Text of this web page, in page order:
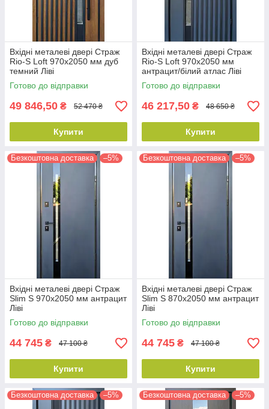
Вхідні металеві двері Страж
Rio-S Loft 970х2050 мм дуб
темний Ліві
Готово до відправки
49 846,50 ₴ 52 470 ₴
Купити
Вхідні металеві двері Страж
Rio-S Loft 970х2050 мм
антрацит/білий атлас Ліві
Готово до відправки
46 217,50 ₴ 48 650 ₴
Купити
Безкоштовна доставка –5%
Вхідні металеві двері Страж
Slim S 970х2050 мм антрацит
Ліві
Готово до відправки
44 745 ₴ 47 100 ₴
Купити
Безкоштовна доставка –5%
Вхідні металеві двері Страж
Slim S 870х2050 мм антрацит
Ліві
Готово до відправки
44 745 ₴ 47 100 ₴
Купити
Безкоштовна доставка –5% Безкоштовна доставка –5%